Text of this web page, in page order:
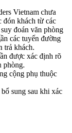
Vietnam chưa
đón khách từ các
đoán văn phòng
các tuyến đường
trả khách.
được xác định rõ
phòng.
cộng phụ thuộc
sung sau khi xác